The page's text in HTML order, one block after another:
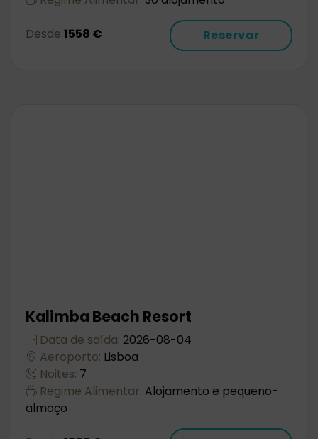
Desde 1558 € Reservar
Kalimba Beach Resort
Data de saída: 2026-08-04
Aeroporto: Lisboa
Noites: 7
Regime Alimentar: Alojamento e pequeno-
almoço